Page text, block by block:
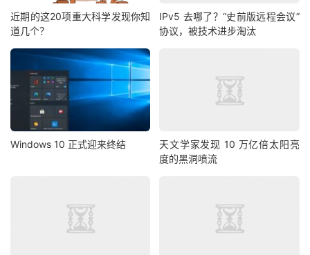
近期的这20项重大科学发现你知
道几个？
IPv5 去哪了？“史前版远程会议”
协议，被技术进步淘汰
Windows 10 正式迎来终结
天文学家发现 10 万亿倍太阳亮
度的黑洞喷流